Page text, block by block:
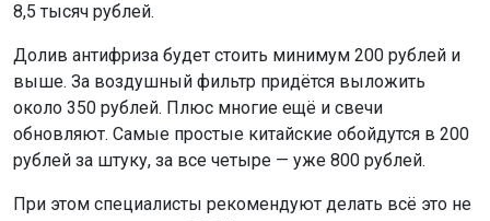
8,5 тысяч рублей.
Долив антифриза будет стоить минимум 200 рублей и
выше. За воздушный фильтр придётся выложить
около 350 рублей. Плюс многие ещё и свечи
обновляют. Самые простые китайские обойдутся в 200
рублей за штуку, за все четыре — уже 800 рублей.
При этом специалисты рекомендуют делать всё это не